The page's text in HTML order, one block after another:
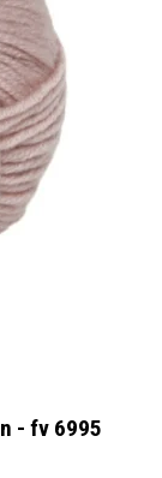
- fv 6995